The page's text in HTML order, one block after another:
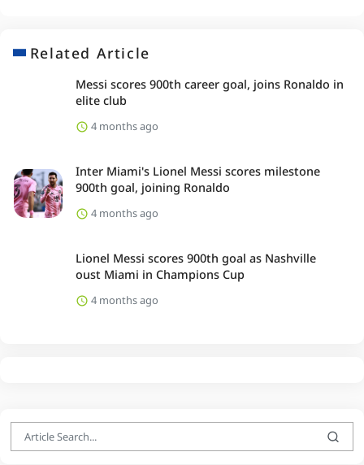
Related Article
Messi scores 900th career goal, joins Ronaldo in
elite club
4 months ago
Inter Miami's Lionel Messi scores milestone
900th goal, joining Ronaldo
4 months ago
Lionel Messi scores 900th goal as Nashville
oust Miami in Champions Cup
4 months ago